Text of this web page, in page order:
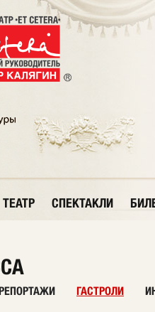
ТЕАТР СПЕКТАКЛИ
ГАСТРОЛИ